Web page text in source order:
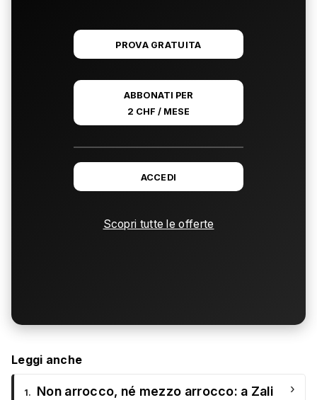
PROVA GRATUITA
ABBONATI PER
2 CHF / MESE
ACCEDI
Scopri tutte le offerte
Leggi anche
1.
Non arrocco, né mezzo arrocco: a Zali
›